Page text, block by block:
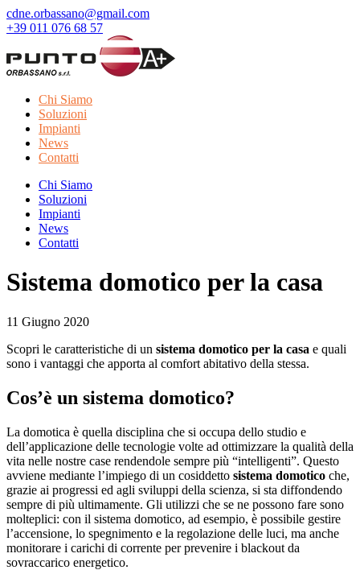
cdne.orbassano@gmail.com
+39 011 076 68 57
Chi Siamo
Soluzioni
Impianti
News
Contatti
Chi Siamo
Soluzioni
Impianti
News
Contatti
Sistema domotico per la casa
11 Giugno 2020
Scopri le caratteristiche di un sistema domotico per la casa e quali
sono i vantaggi che apporta al comfort abitativo della stessa.
Cos’è un sistema domotico?
La domotica è quella disciplina che si occupa dello studio e
dell’applicazione delle tecnologie volte ad ottimizzare la qualità della
vita nelle nostre case rendendole sempre più “intelligenti”. Questo
avviene mediante l’impiego di un cosiddetto sistema domotico che,
grazie ai progressi ed agli sviluppi della scienza, si sta diffondendo
sempre di più ultimamente. Gli utilizzi che se ne possono fare sono
molteplici: con il sistema domotico, ad esempio, è possibile gestire
l’accensione, lo spegnimento e la regolazione delle luci, ma anche
monitorare i carichi di corrente per prevenire i blackout da
sovraccarico energetico.